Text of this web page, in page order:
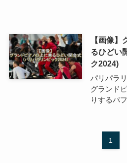
【画像
るひどい
ク2024)
パリパラ
グランド
りするパ
1